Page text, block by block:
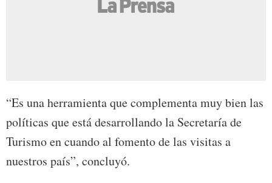
“Es una herramienta que complementa muy bien las
políticas que está desarrollando la Secretaría de
Turismo en cuando al fomento de las visitas a
nuestros país”, concluyó.